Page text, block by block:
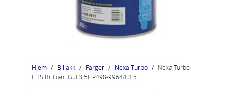
Hjem / Billakk / Farger / Nexa Turbo / Nexa Turbo
EHS Brilliant Gul 3,5L P498-9964/E3.5